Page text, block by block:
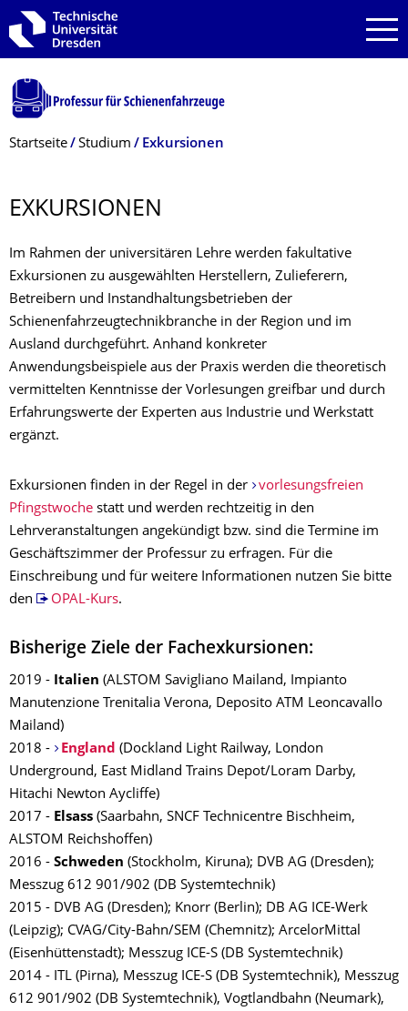
Zur Hauptnavigation springen
Zur Suche springen
Zum Inhalt springen
Breadcrumb-Menü
Startseite Studium Exkursionen
EXKURSIONEN
Im Rahmen der universitären Lehre werden fakultative
Exkursionen zu ausgewählten Herstellern, Zulieferern,
Betreibern und Instandhaltungsbetrieben der
Schienenfahrzeugtechnikbranche in der Region und im
Ausland durchgeführt. Anhand konkreter
Anwendungsbeispiele aus der Praxis werden die theoretisch
vermittelten Kenntnisse der Vorlesungen greifbar und durch
Erfahrungswerte der Experten aus Industrie und Werkstatt
ergänzt.
Exkursionen finden in der Regel in der
vorlesungsfreien
Pfingstwoche statt und werden rechtzeitig in den
Lehrveranstaltungen angekündigt bzw. sind die Termine im
Geschäftszimmer der Professur zu erfragen. Für die
Einschreibung und für weitere Informationen nutzen Sie bitte
den
OPAL-Kurs.
Bisherige Ziele der Fachexkursionen:
2019 - Italien (ALSTOM Savigliano Mailand, Impianto
Manutenzione Trenitalia Verona, Deposito ATM Leoncavallo
Mailand)
2018 -
England (Dockland Light Railway, London
Underground, East Midland Trains Depot/Loram Darby,
Hitachi Newton Aycliffe)
2017 - Elsass (Saarbahn, SNCF Technicentre Bischheim,
ALSTOM Reichshoffen)
2016 - Schweden (Stockholm, Kiruna); DVB AG (Dresden);
Messzug 612 901/902 (DB Systemtechnik)
2015 - DVB AG (Dresden); Knorr (Berlin); DB AG ICE-Werk
(Leipzig); CVAG/City-Bahn/SEM (Chemnitz); ArcelorMittal
(Eisenhüttenstadt); Messzug ICE-S (DB Systemtechnik)
2014 - ITL (Pirna), Messzug ICE-S (DB Systemtechnik), Messzug
612 901/902 (DB Systemtechnik), Vogtlandbahn (Neumark),